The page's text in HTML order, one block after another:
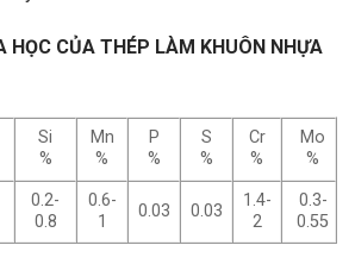
HỌC CỦA THÉP LÀM KHUÔN NHỰA
Si
%
Mn
%
P
%
S
%
Cr
%
Mo
%
0.2-
0.8
0.6-
1
0.03 0.03
1.4-
2
0.3-
0.55